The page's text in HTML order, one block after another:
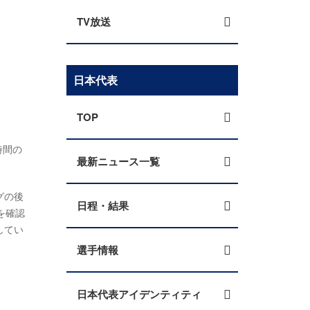
間の
の後
確認
てい
TV放送
日本代表
TOP
最新ニュース一覧
日程・結果
選手情報
日本代表アイデンティティ